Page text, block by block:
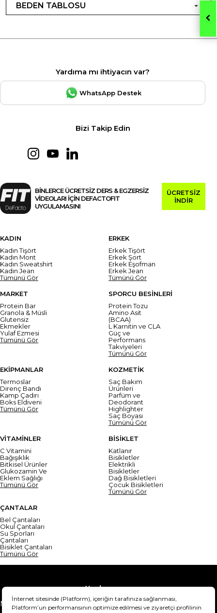
BEDEN TABLOSU
Yardıma mı ihtiyacın var?
WhatsApp Destek
Bizi Takip Edin
BİNLERCE ÜCRETSİZ DERS & EGZERSİZ
VİDEOLARI İÇİN DEFACTOFIT
UYGULAMASINI
ÜCRETSİZ
İNDİR
KADIN
Kadın Tişört
Kadın Mont
Kadın Sweatshirt
Kadın Jean
Tümünü Gör
ERKEK
Erkek Tişört
Erkek Şort
Erkek Eşofman
Erkek Jean
Tümünü Gör
MARKET
Protein Bar
Granola & Müsli
Glutensiz
Ekmekler
Yulaf Ezmesi
Tümünü Gör
SPORCU BESİNLERİ
Protein Tozu
Amino Asit
(BCAA)
L Karnitin ve CLA
Güç ve
Performans
Takviyeleri
Tümünü Gör
EKİPMANLAR
Termoslar
Direnç Bandı
Kamp Çadırı
Boks Eldiveni
Tümünü Gör
KOZMETİK
Saç Bakım
Ürünleri
Parfüm ve
Deodorant
Highlighter
Saç Boyası
Tümünü Gör
VİTAMİNLER
C Vitamini
Bağışıklık
Bitkisel Ürünler
Glukozamin Ve
Eklem Sağlığı
Tümünü Gör
BİSİKLET
Katlanır
Bisikletler
Elektrikli
Bisikletler
Dağ Bisikletleri
Çocuk Bisikletleri
Tümünü Gör
ÇANTALAR
Bel Çantaları
Okul Çantaları
Su Sporları
Çantaları
Bisiklet Çantaları
Tümünü Gör
Yardım
Mesafeli Satış Sözleşmesi
Teslimat Bilgisi